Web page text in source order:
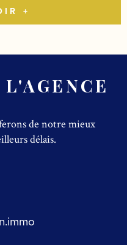
+
de notre mieux
délais.